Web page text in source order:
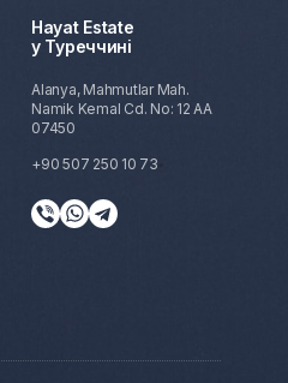
Hayat Estate
у Туреччині
Alanya, Mahmutlar Mah.
Namik Kemal Cd. No: 12 AA
07450
+90 507 250 10 73